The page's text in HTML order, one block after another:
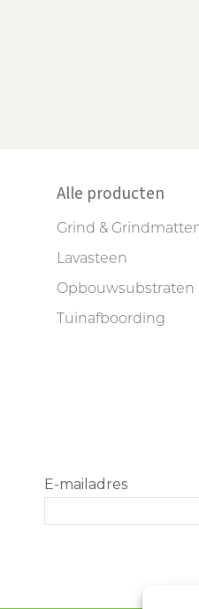
Alle producten
Grind &
Lavasteen
Opbouwsubstraten
Tuinafboording